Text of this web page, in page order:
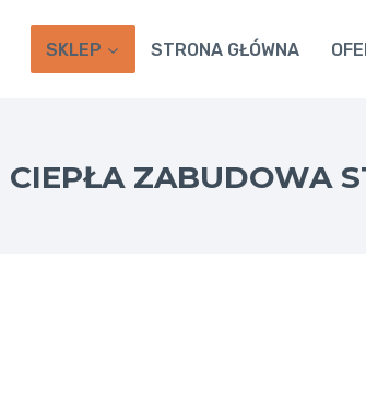
SKLEP STRONA GŁÓWNA
CIEPŁA ZABUDOWA